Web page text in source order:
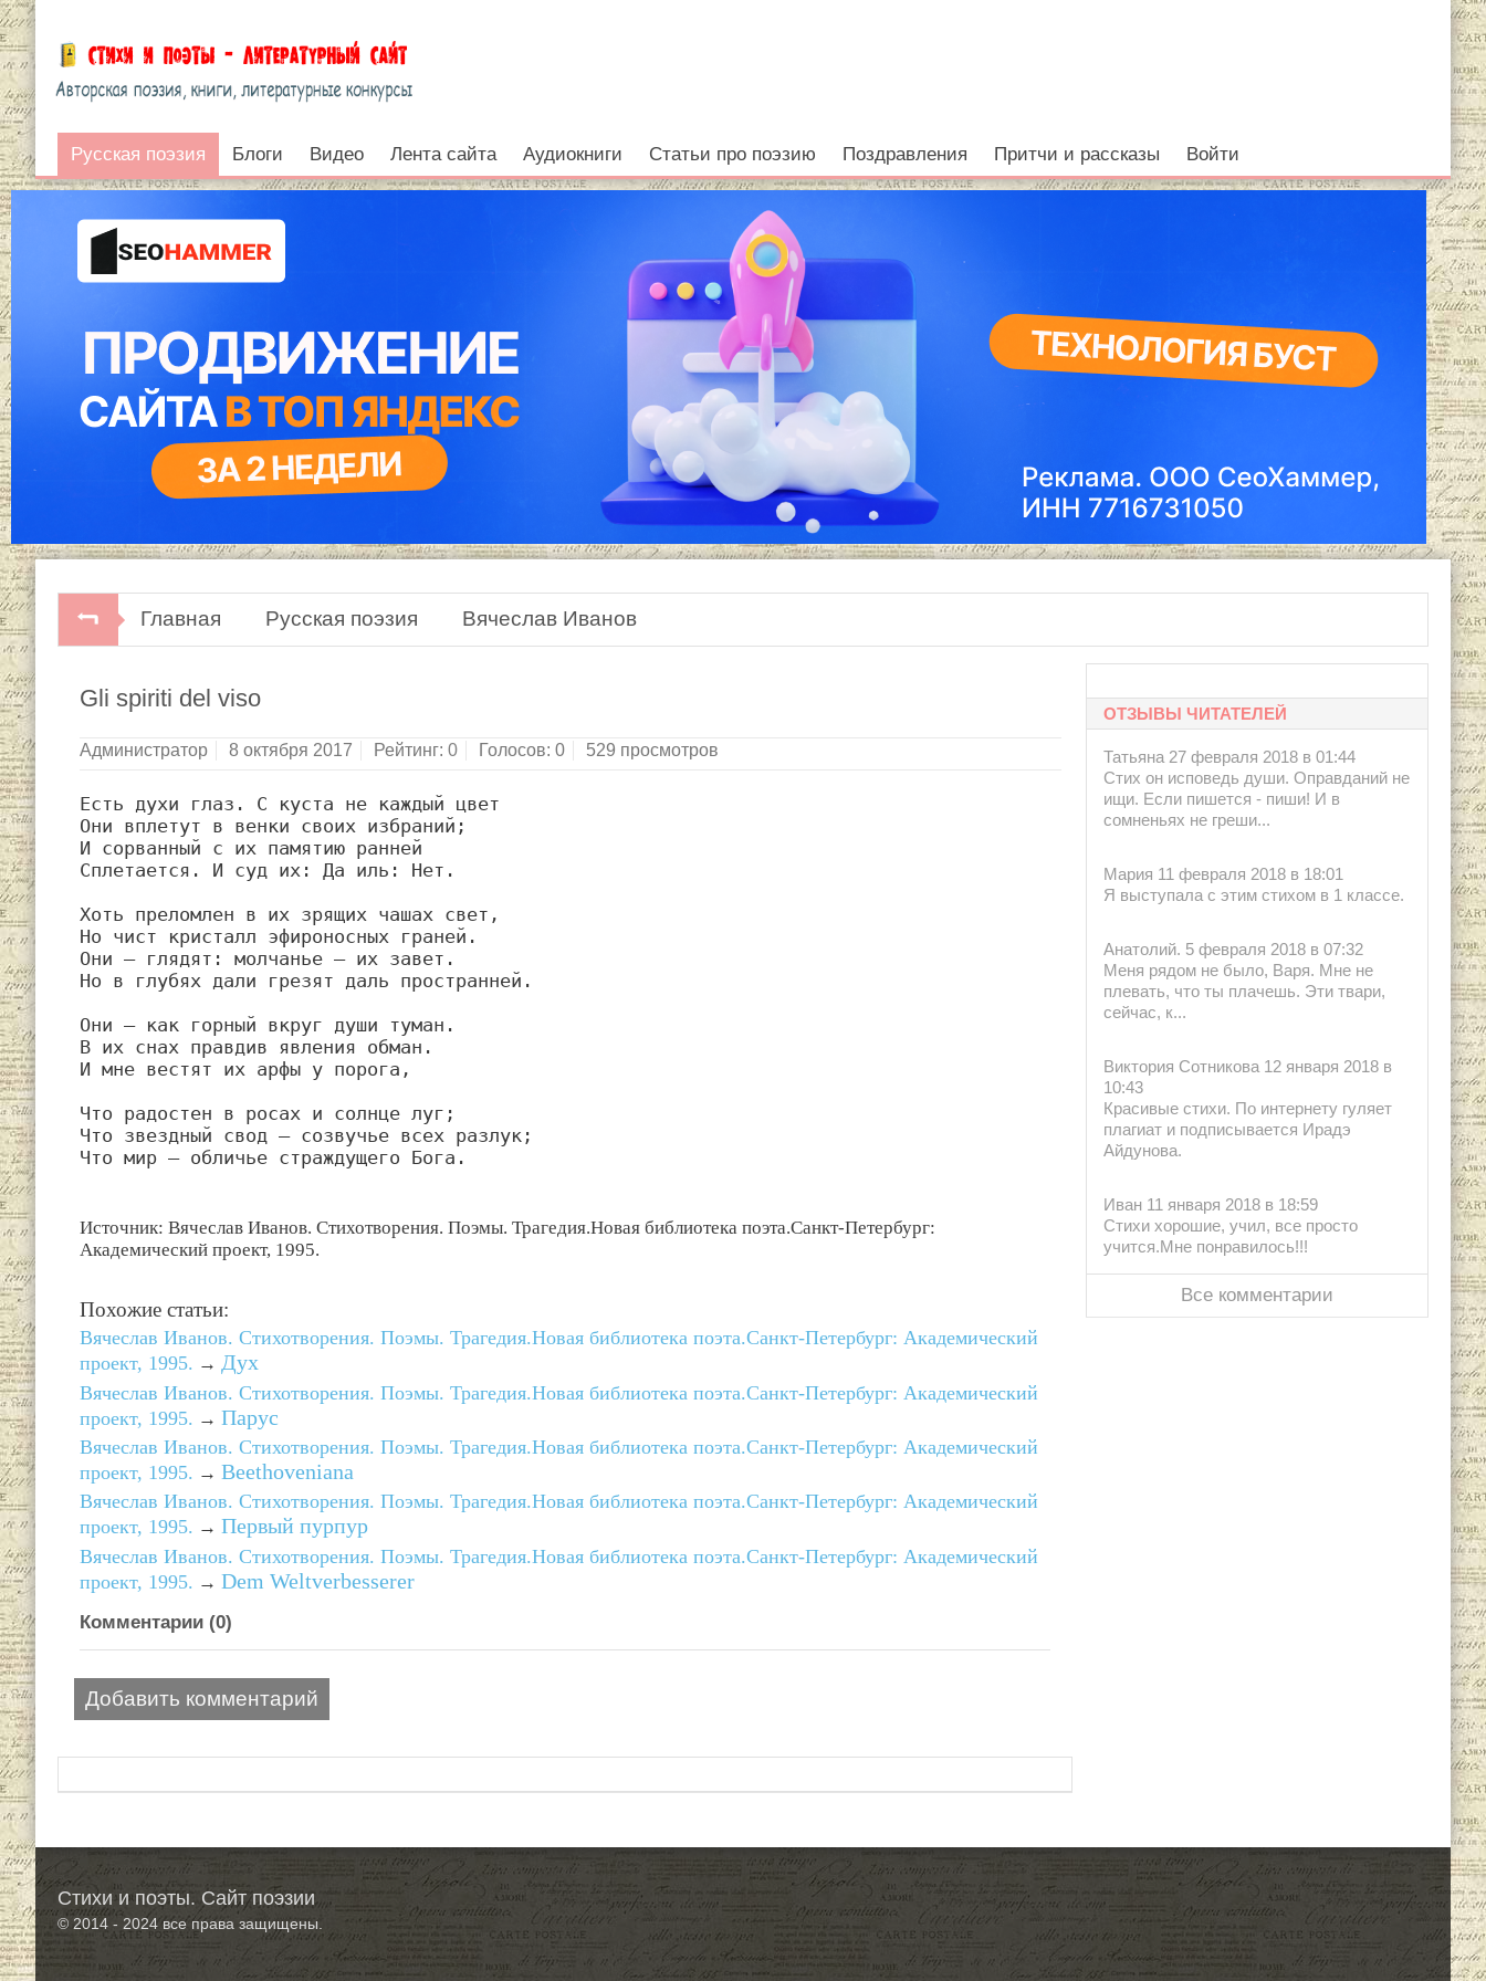
Русская поэзия
Русская поэзия Блоги Видео Лента сайта Аудиокниги Статьи про поэзию Поздравления Притчи и рассказы Войти
Главная Русская поэзия Вячеслав Иванов
Вячеслав Иванов. Стихотворения. Поэмы. Трагедия.Новая библиотека поэта.Санкт-Петербург: Академический проект, 1995.
Gli spiriti del viso
Администратор 8 октября 2017 Рейтинг: 0 Голосов: 0 529 просмотров
Есть духи глаз. С куста не каждый цвет
Они вплетут в венки своих избраний;
И сорванный с их памятию ранней
Сплетается. И суд их: Да иль: Нет.
Хоть преломлен в их зрящих чашах свет,
Но чист кристалл эфироносных граней.
Они — глядят: молчанье — их завет.
Но в глубях дали грезят даль пространней.
Они — как горный вкруг души туман.
В их снах правдив явления обман.
И мне вестят их арфы у порога,
Что радостен в росах и солнце луг;
Что звездный свод — созвучье всех разлук;
Что мир — обличье страждущего Бога.
Источник: Вячеслав Иванов. Стихотворения. Поэмы. Трагедия.Новая библиотека поэта.Санкт-Петербург:
Академический проект, 1995.
Похожие статьи:
Вячеслав Иванов. Стихотворения. Поэмы. Трагедия.Новая библиотека поэта.Санкт-Петербург: Академический
проект, 1995. → Дух
Вячеслав Иванов. Стихотворения. Поэмы. Трагедия.Новая библиотека поэта.Санкт-Петербург: Академический
проект, 1995. → Парус
Вячеслав Иванов. Стихотворения. Поэмы. Трагедия.Новая библиотека поэта.Санкт-Петербург: Академический
проект, 1995. → Beethoveniana
Вячеслав Иванов. Стихотворения. Поэмы. Трагедия.Новая библиотека поэта.Санкт-Петербург: Академический
проект, 1995. → Первый пурпур
Вячеслав Иванов. Стихотворения. Поэмы. Трагедия.Новая библиотека поэта.Санкт-Петербург: Академический
проект, 1995. → Dem Weltverbesserer
Комментарии (0)
Добавить комментарий
ОТЗЫВЫ ЧИТАТЕЛЕЙ
Татьяна 27 февраля 2018 в 01:44
Стих он исповедь души. Оправданий не
ищи. Если пишется - пиши! И в
сомненьях не греши...
Мария 11 февраля 2018 в 18:01
Я выступала с этим стихом в 1 классе.
Анатолий. 5 февраля 2018 в 07:32
Меня рядом не было, Варя. Мне не
плевать, что ты плачешь. Эти твари,
сейчас, к...
Виктория Сотникова 12 января 2018 в
10:43
Красивые стихи. По интернету гуляет
плагиат и подписывается Ирадэ
Айдунова.
Иван 11 января 2018 в 18:59
Стихи хорошие, учил, все просто
учится.Мне понравилось!!!
Все комментарии
Стихи и поэты. Сайт поэзии
© 2014 - 2024все права защищены.